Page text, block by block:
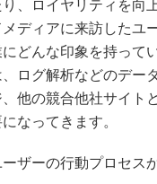
、ロイヤリティを向
ディアに来訪したユ
どんな印象を持って
ログ解析などのデー
他の競合他社サイト
なってきます。
ザーの行動プロセス